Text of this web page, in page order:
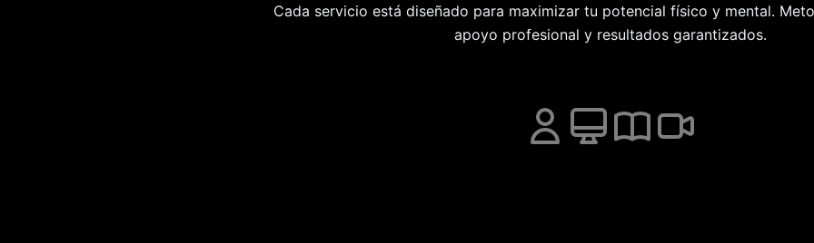
Cada servicio está diseñado para maximizar tu potencial físico y mental.
apoyo profesional y resultados garantizados.